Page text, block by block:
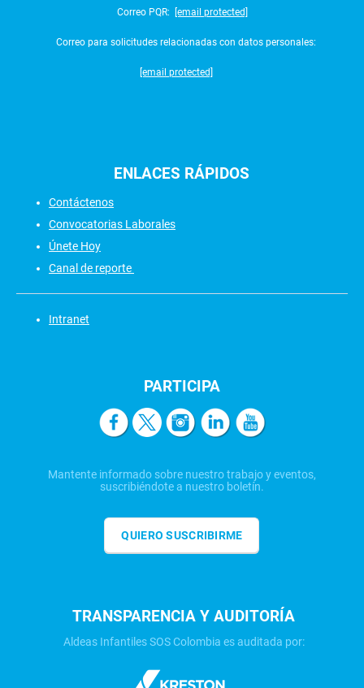
Correo PQR: [email protected]
Correo para solicitudes relacionadas con datos personales:
[email protected]
ENLACES RÁPIDOS
Contáctenos
Convocatorias Laborales
Únete Hoy
Canal de reporte
Intranet
PARTICIPA
Mantente informado sobre nuestro trabajo y eventos,
suscribiéndote a nuestro boletín.
QUIERO SUSCRIBIRME
TRANSPARENCIA Y AUDITORÍA
Aldeas Infantiles SOS Colombia es auditada por: